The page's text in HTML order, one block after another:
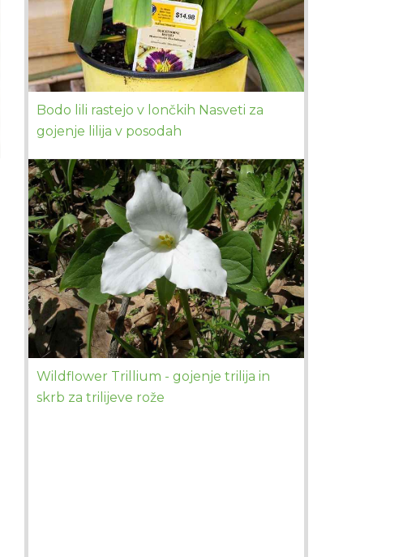
Bodo lili rastejo v lončkih Nasveti za
gojenje lilija v posodah
Wildflower Trillium - gojenje trilija in
skrb za trilijeve rože